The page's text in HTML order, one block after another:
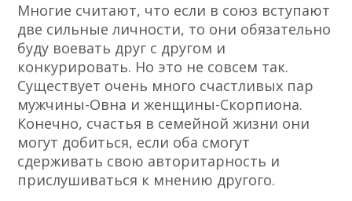
Многие считают, что если в союз вступают
две сильные личности, то они обязательно
буду воевать друг с другом и
конкурировать. Но это не совсем так.
Существует очень много счастливых пар
мужчины-Овна и женщины-Скорпиона.
Конечно, счастья в семейной жизни они
могут добиться, если оба смогут
сдерживать свою авторитарность и
прислушиваться к мнению другого.